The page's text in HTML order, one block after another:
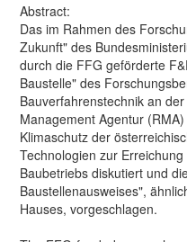
Abstract:
Das im Rahmen des
Zukunft" des
durch die FFG geförderte
Baustelle" des
Bauverfahrenstechnik an
Management Agentur
Klimaschutz der
Technologien zur
Baubetriebs diskutiert und
Baustellenausweises",
Hauses, vorgeschlagen.